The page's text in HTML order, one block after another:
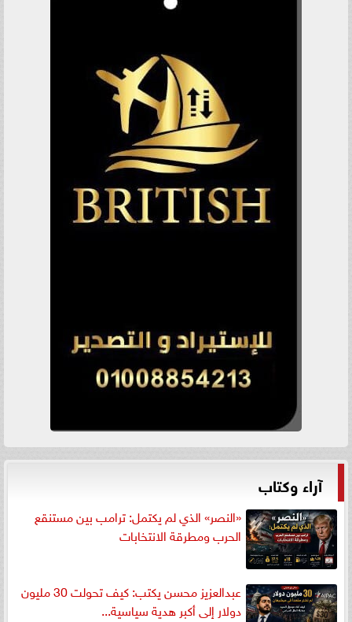
آراء وكتاب
«النصر» الذي لم يكتمل: ترامب بين مستنقع
الحرب ومطرقة الانتخابات
عبدالعزيز محسن يكتب: كيف تحولت 30 مليون
دولار إلى أكبر هدية سياسية...